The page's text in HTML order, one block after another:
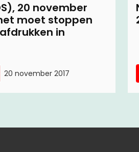
20 november
moet stoppen
in
20 november 2017